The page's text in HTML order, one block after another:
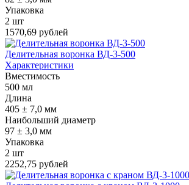
Упаковка
2 шт
1570,69 рублей
Делительная воронка ВД-3-500
Характеристики
Вместимость
500 мл
Длина
405 ± 7,0 мм
Наибольший диаметр
97 ± 3,0 мм
Упаковка
2 шт
2252,75 рублей